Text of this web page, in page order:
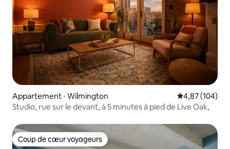
Appartement ⋅ Wilmington Évaluation
4,87 (104)
Studio, rue sur le devant, à 5 minutes à pied de Live Oak,
Coup de cœur voyageurs
Coup de cœur voyageurs